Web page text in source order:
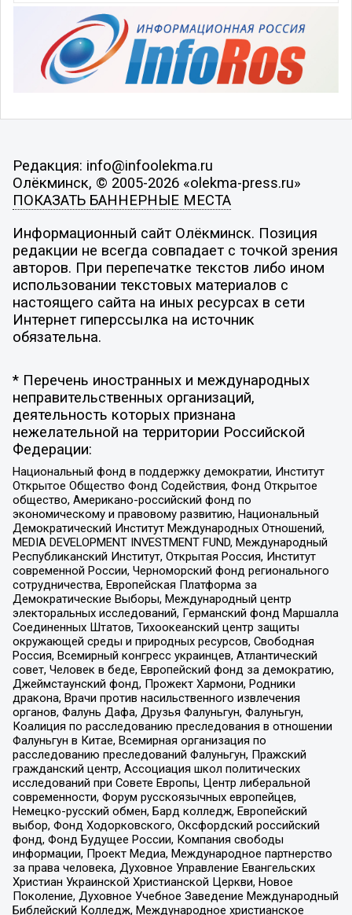
Редакция: info@infoolekma.ru
Олёкминск, © 2005-2026 «olekma-press.ru»
ПОКАЗАТЬ БАННЕРНЫЕ МЕСТА
Информационный сайт Олёкминск. Позиция
редакции не всегда совпадает с точкой зрения
авторов. При перепечатке текстов либо ином
использовании текстовых материалов с
настоящего сайта на иных ресурсах в сети
Интернет гиперссылка на источник
обязательна.
* Перечень иностранных и международных
неправительственных организаций,
деятельность которых признана
нежелательной на территории Российской
Федерации:
Национальный фонд в поддержку демократии, Институт
Открытое Общество Фонд Содействия, Фонд Открытое
общество, Американо-российский фонд по
экономическому и правовому развитию, Национальный
Демократический Институт Международных Отношений,
MEDIA DEVELOPMENT INVESTMENT FUND, Международный
Республиканский Институт, Открытая Россия, Институт
современной России, Черноморский фонд регионального
сотрудничества, Европейская Платформа за
Демократические Выборы, Международный центр
электоральных исследований, Германский фонд Маршалла
Соединенных Штатов, Тихоокеанский центр защиты
окружающей среды и природных ресурсов, Свободная
Россия, Всемирный конгресс украинцев, Атлантический
совет, Человек в беде, Европейский фонд за демократию,
Джеймстаунский фонд, Прожект Хармони, Родники
дракона, Врачи против насильственного извлечения
органов, Фалунь Дафа, Друзья Фалуньгун, Фалуньгун,
Коалиция по расследованию преследования в отношении
Фалуньгун в Китае, Всемирная организация по
расследованию преследований Фалуньгун, Пражский
гражданский центр, Ассоциация школ политических
исследований при Совете Европы, Центр либеральной
современности, Форум русскоязычных европейцев,
Немецко-русский обмен, Бард колледж, Европейский
выбор, Фонд Ходорковского, Оксфордский российский
фонд, Фонд Будущее России, Компания свободы
информации, Проект Медиа, Международное партнерство
за права человека, Духовное Управление Евангельских
Христиан Украинской Христианской Церкви, Новое
Поколение, Духовное Учебное Заведение Международный
Библейский Колледж, Международное христианское